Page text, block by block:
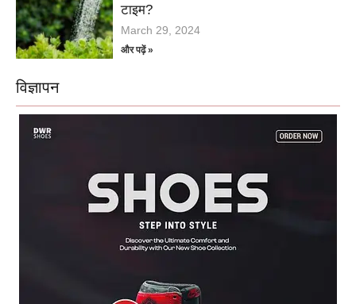
टाइम?
March 29, 2024
और पढ़ें »
विज्ञापन